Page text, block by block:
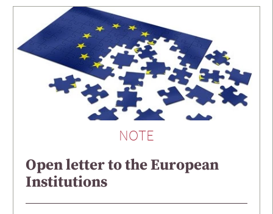
NOTE
Open letter to the European
Institutions